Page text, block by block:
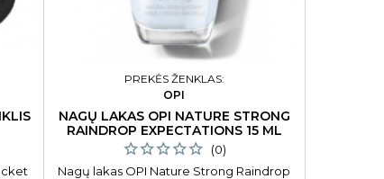
PREKĖS ŽENKLAS:
OPI
NAGŲ LAKAS OPI NATURE STRONG
RAINDROP EXPECTATIONS 15 ML
(0)
Nagų lakas OPI Nature Strong Raindrop